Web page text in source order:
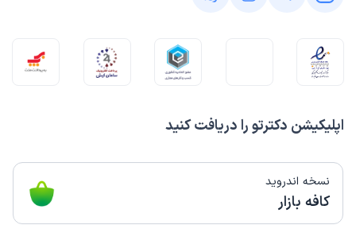
اپلیکیشن دکترتو را دریافت کنید
نسخه اندروید
کافه بازار